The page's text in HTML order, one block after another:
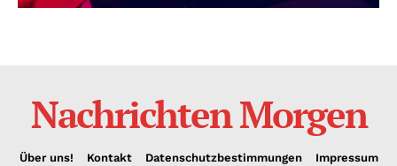
Nachrichten Morgen
Über uns! Kontakt Datenschutzbestimmungen Impressum